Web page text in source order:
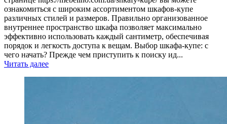
ознакомиться с широким ассортиментом шкафов-купе
различных стилей и размеров. Правильно организованное
внутреннее пространство шкафа позволяет максимально
эффективно использовать каждый сантиметр, обеспечивая
порядок и легкость доступа к вещам. Выбор шкафа-купе: с
чего начать? Прежде чем приступить к поиску ид...
Читать далее